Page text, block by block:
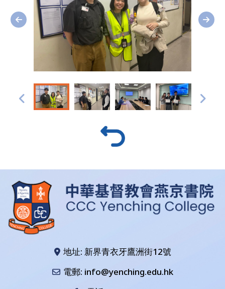
地址: 新界青衣牙鷹洲街12號
電郵: info@yenching.edu.hk